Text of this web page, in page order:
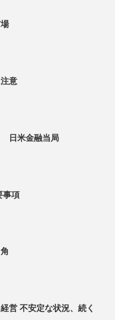
意
日米金融当局
事項
営 不安定な状況、続く